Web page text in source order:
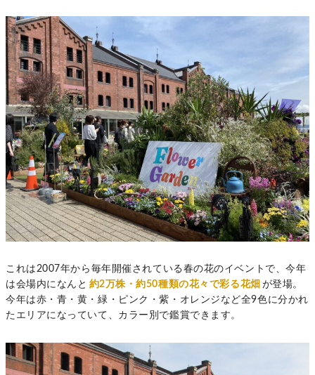
これは2007年から毎年開催されている春の花のイベントで、今年
は会場内になんと 約2万株・約50種類の花々で彩る花畑 が登場。
今年は赤・青・黄・緑・ピンク・紫・オレンジなど全9色に分かれ
たエリアになっていて、カラー別で鑑賞できます。